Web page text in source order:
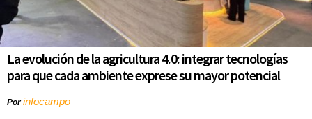
La evolución de la agricultura 4.0: integrar tecnologías
para que cada ambiente exprese su mayor potencial
Porinfocampo